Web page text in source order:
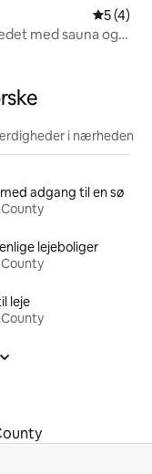
5 ud af 5
5 (4)
med sauna og
i nærheden
adgang til en sø
lejeboliger
leje